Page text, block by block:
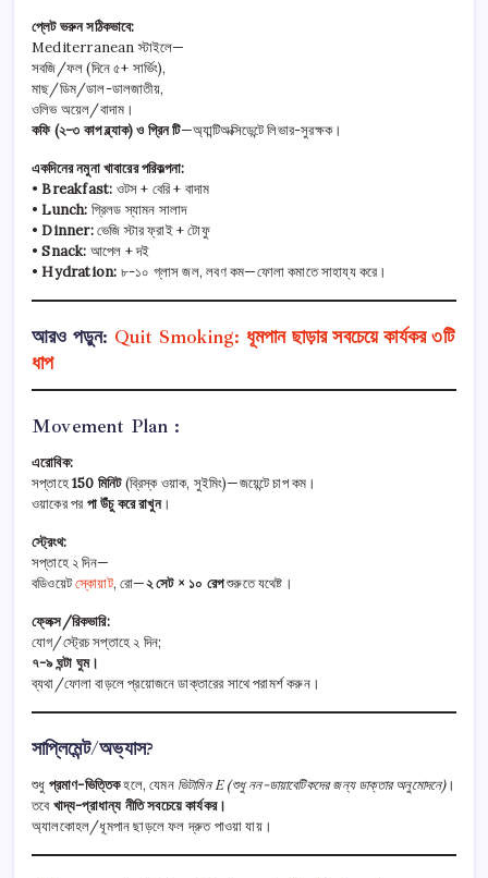
প্লেট ভরুন সঠিকভাবে:
Mediterranean স্টাইলে—
সবজি/ফল (দিনে ৫+ সার্ভিং),
মাছ/ডিম/ডাল-ডালজাতীয়,
ওলিভ অয়েল/বাদাম।
কফি (২-৩ কাপ ব্ল্যাক) ও গ্রিন টি—অ্যান্টিঅক্সিডেন্টে লিভার-সুরক্ষক।
একদিনের নমুনা খাবারের পরিকল্পনা:
•Breakfast: ওটস + বেরি + বাদাম
•Lunch: গ্রিলড স্যামন সালাদ
•Dinner:ভেজি স্টার ফ্রাই + টোফু
•Snack: আপেল + দই
•Hydration: ৮-১০ গ্লাস জল, লবণ কম—ফোলা কমাতে সাহায্য করে।
আরও পড়ুন: Quit Smoking: ধূমপান ছাড়ার সবচেয়ে কার্যকর ৩টি
ধাপ
Movement Plan :
এরোবিক:
সপ্তাহে150 মিনিট(ব্রিস্ক ওয়াক, সুইমিং)—জয়েন্টে চাপ কম।
ওয়াকের পর পা উঁচু করে রাখুন।
স্ট্রেংথ:
সপ্তাহে ২ দিন—
বডিওয়েটস্কোয়াট, রো—২ সেট × ১০ রেপশুরুতে যথেষ্ট।
ফ্লেক্স/রিকভারি:
যোগ/স্ট্রেচ সপ্তাহে ২ দিন;
৭-৯ ঘন্টা ঘুম।
ব্যথা/ফোলা বাড়লে প্রয়োজনে ডাক্তারের সাথে পরামর্শ করুন।
সাপ্লিমেন্ট/অভ্যাস?
শুধু প্রমাণ-ভিত্তিকহলে, যেমন ভিটামিন E (শুধু নন-ডায়াবেটিকদের জন্য ডাক্তার অনুমোদনে)।
তবে খাদ্য-প্রাধান্য নীতি সবচেয়ে কার্যকর।
অ্যালকোহল/ধূমপান ছাড়লে ফল দ্রুত পাওয়া যায়।